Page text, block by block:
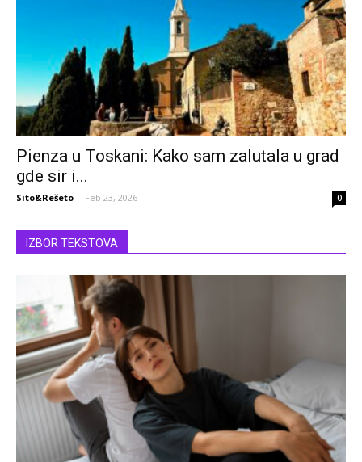
Pienza u Toskani: Kako sam zalutala u grad
gde sir i...
Sito&Rešeto - Feb 23, 2026 0
IZBOR TEKSTOVA